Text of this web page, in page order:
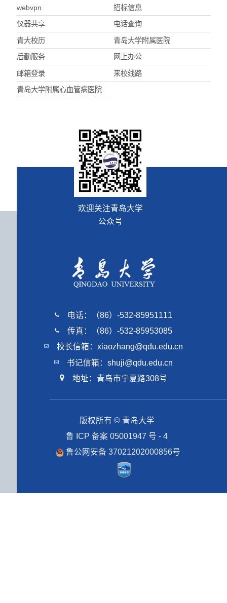
webvpn 招标信息
仪器共享 电话查询
青大校历 青岛大学附属医院
后勤服务 网上办公
邮箱登录 来校线路
青岛大学附属心血管病医院
欢迎关注青岛大学
公众号
电话：（86）-532-85951111
传真：（86）-532-85953085
校长信箱：xiaozhang@qdu.edu.cn
书记信箱：shuji@qdu.edu.cn
地址：青岛市宁夏路308号
版权所有 © 青岛大学
鲁 ICP 备案 05001947 号 - 4
鲁公网安备 37021202000856号